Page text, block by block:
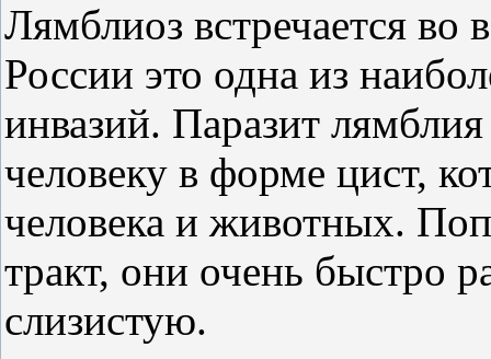
Лямблиоз встречается
России это одна из
инвазий. Паразит лямблия
человеку в форме цист,
человека и животных.
тракт, они очень быстро
слизистую.